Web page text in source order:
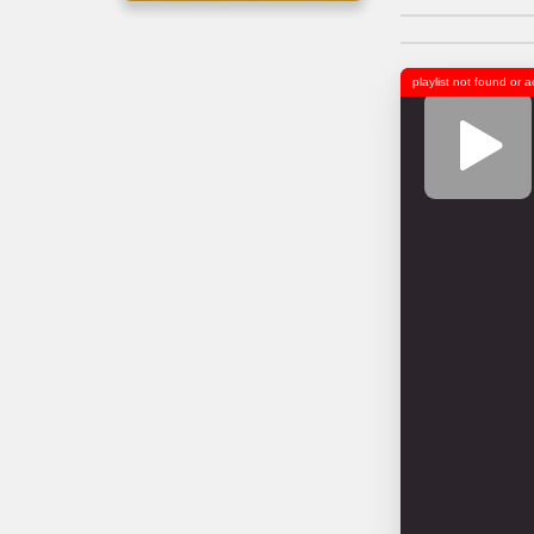
playlist not found or